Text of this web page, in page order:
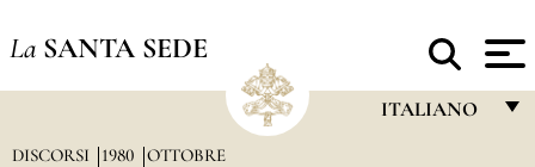
La SANTA SEDE
ITALIANO
DISCORSI 1980 OTTOBRE